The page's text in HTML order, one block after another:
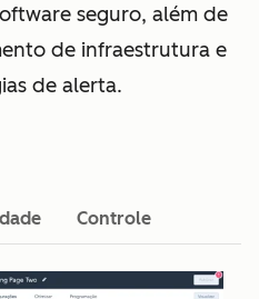
seguro, além de
de infraestrutura e
de alerta.
Controle